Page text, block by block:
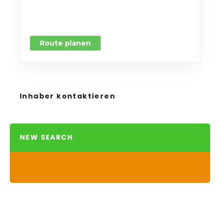
Route planen
Inhaber kontaktieren
NEW SEARCH